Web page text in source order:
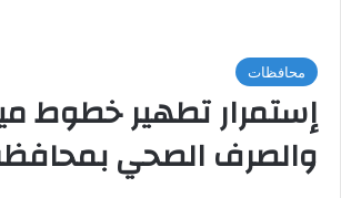
محافظات
إستمرار تطهير خطوط
والصرف الصحي